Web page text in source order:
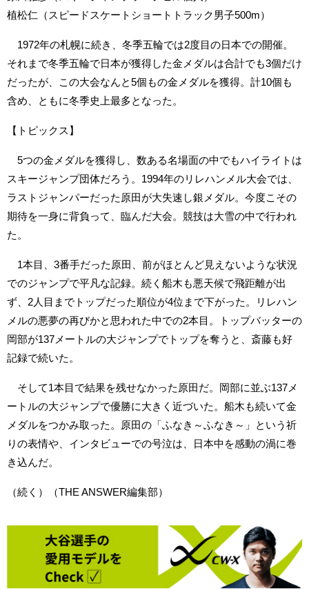
植松仁（スピードスケートショートトラック男子500m）
1972年の札幌に続き、冬季五輪では2度目の日本での開催。
それまで冬季五輪で日本が獲得した金メダルは合計でも3個だけ
だったが、この大会なんと5個もの金メダルを獲得。計10個も
含め、ともに冬季史上最多となった。
【トピックス】
5つの金メダルを獲得し、数ある名場面の中でもハイライトは
スキージャンプ団体だろう。1994年のリレハンメル大会では、
ラストジャンパーだった原田が大失速し銀メダル。今度こその
期待を一身に背負って、臨んだ大会。競技は大雪の中で行われ
た。
1本目、3番手だった原田、前がほとんど見えないような状況
でのジャンプで平凡な記録。続く船木も悪天候で飛距離が出
ず、2人目までトップだった順位が4位まで下がった。リレハン
メルの悪夢の再びかと思われた中での2本目。トップバッターの
岡部が137メートルの大ジャンプでトップを奪うと、斎藤も好
記録で続いた。
そして1本目で結果を残せなかった原田だ。岡部に並ぶ137メ
ートルの大ジャンプで優勝に大きく近づいた。船木も続いて金
メダルをつかみ取った。原田の「ふなき～ふなき～」という祈
りの表情や、インタビューでの号泣は、日本中を感動の渦に巻
き込んだ。
（続く）（THE ANSWER編集部）